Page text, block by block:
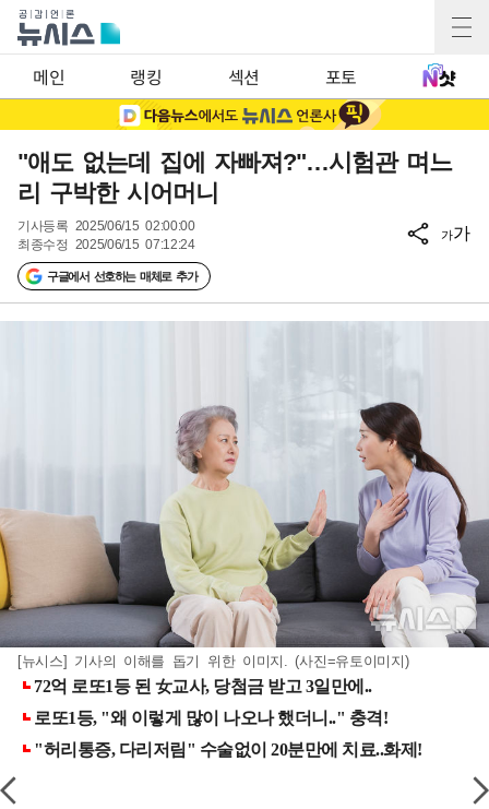
메인 랭킹 섹션 포토
"애도 없는데 집에 자빠져?"…시험관 며느
리 구박한 시어머니
기사등록 2025/06/15 02:00:00
최종수정 2025/06/15 07:12:24
구글에서 선호하는 매체로 추가
가가
[뉴시스] 기사의 이해를 돕기 위한 이미지. (사진=유토이미지)